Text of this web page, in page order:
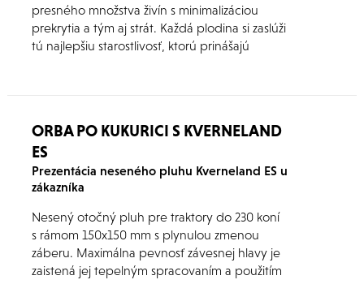
presného množstva živín s minimalizáciou
prekrytia a tým aj strát. Každá plodina si zaslúži
tú najlepšiu starostlivosť, ktorú prinášajú
ORBA PO KUKURICI S KVERNELAND
ES
Prezentácia neseného pluhu Kverneland ES u
zákazníka
Nesený otočný pluh pre traktory do 230 koní
s rámom 150x150 mm s plynulou zmenou
záberu. Maximálna pevnosť závesnej hlavy je
zaistená jej tepelným spracovaním a použitím